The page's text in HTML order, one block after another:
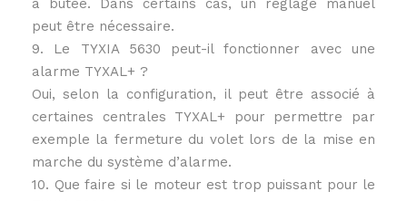
à butée. Dans certains cas, un réglage manuel
peut être nécessaire.
9. Le TYXIA 5630 peut-il fonctionner avec une
alarme TYXAL+ ?
Oui, selon la configuration, il peut être associé à
certaines centrales TYXAL+ pour permettre par
exemple la fermeture du volet lors de la mise en
marche du système d’alarme.
10. Que faire si le moteur est trop puissant pour le